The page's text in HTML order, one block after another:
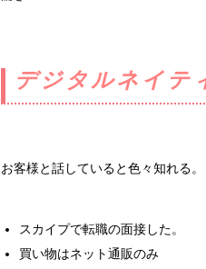
デジタルネイテ
お客様と話していると色々知れる。
スカイプで転職の面接した。
買い物はネット通販のみ